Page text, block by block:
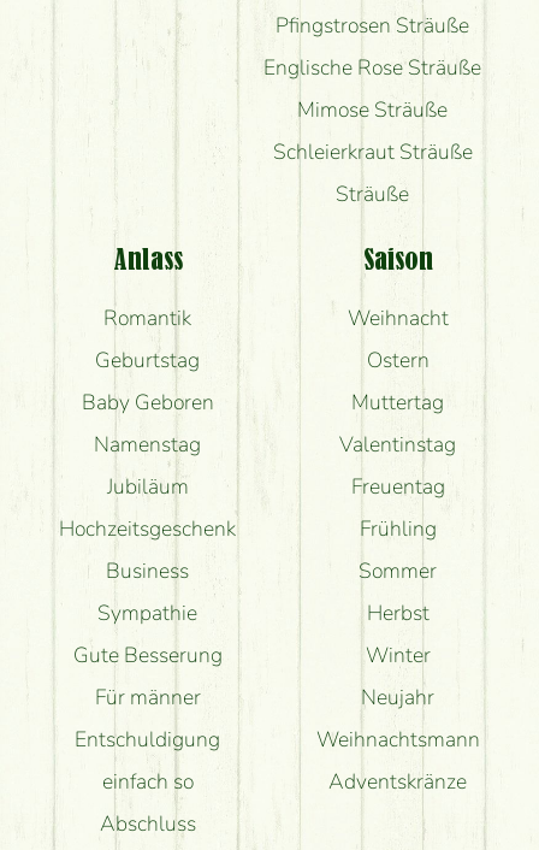
Pfingstrosen Sträuße
Englische Rose Sträuße
Mimose Sträuße
Schleierkraut Sträuße
Sträuße
Anlass
Romantik
Geburtstag
Baby Geboren
Namenstag
Jubiläum
Hochzeitsgeschenk
Business
Sympathie
Gute Besserung
Für männer
Entschuldigung
einfach so
Abschluss
Saison
Weihnacht
Ostern
Muttertag
Valentinstag
Freuentag
Frühling
Sommer
Herbst
Winter
Neujahr
Weihnachtsmann
Adventskränze